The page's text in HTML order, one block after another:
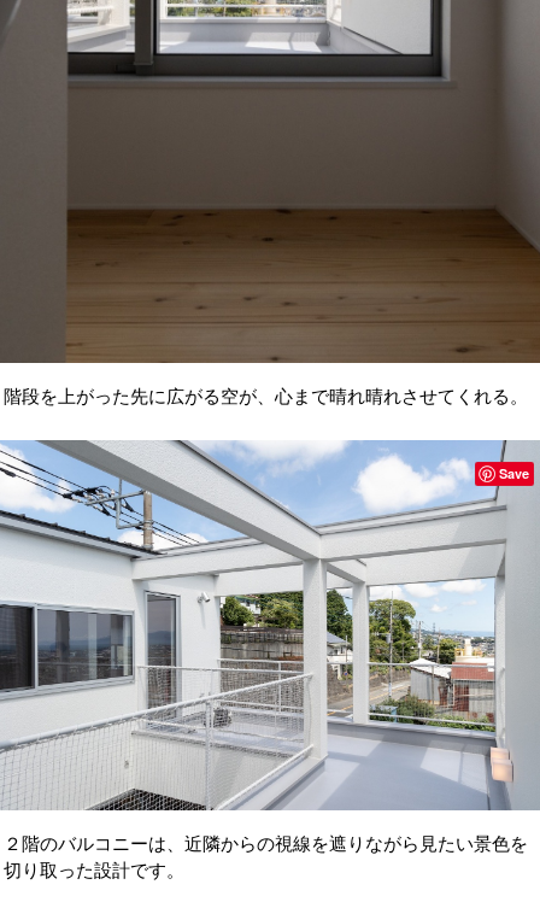
階段を上がった先に広がる空が、心まで晴れ晴れさせてくれる。
２階のバルコニーは、近隣からの視線を遮りながら見たい景色を
切り取った設計です。
Save